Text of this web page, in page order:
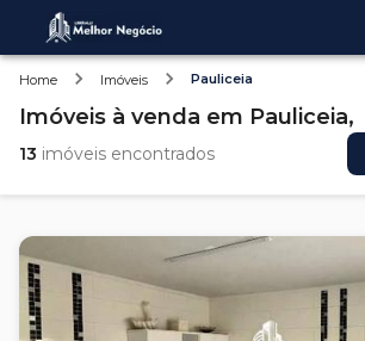
Home Imóveis Pauliceia
Imóveis à venda em Pauliceia,
13 imóveis encontrados